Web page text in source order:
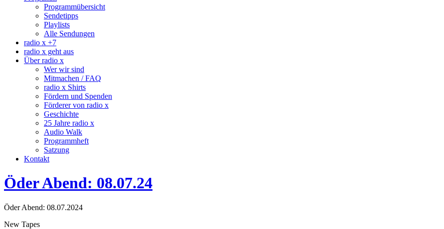
Programmübersicht
Sendetipps
Playlists
Alle Sendungen
radio x +7
radio x geht aus
Über radio x
Wer wir sind
Mitmachen / FAQ
radio x Shirts
Fördern und Spenden
Förderer von radio x
Geschichte
25 Jahre radio x
Audio Walk
Programmheft
Satzung
Kontakt
Öder Abend: 08.07.24
Öder Abend: 08.07.2024
New Tapes